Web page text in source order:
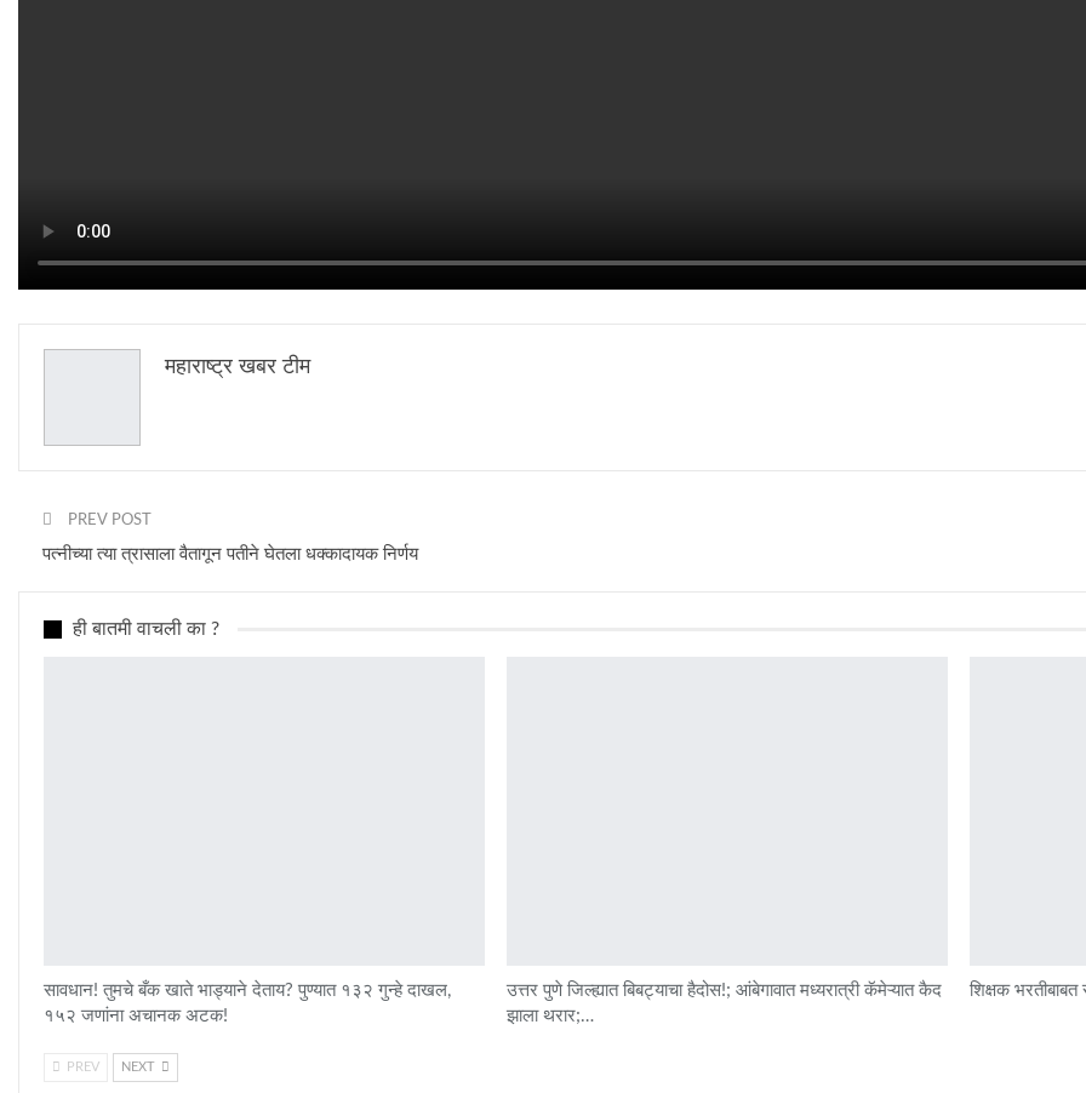
महाराष्ट्र खबर टीम
PREV POST
पत्नीच्या त्या त्रासाला वैतागून पतीने घेतला धक्कादायक निर्णय
ही बातमी वाचली का ?
सावधान! तुमचे बँक खाते भाड्याने देताय? पुण्यात १३२ गुन्हे दाखल,
१५२ जणांना अचानक अटक!
उत्तर पुणे जिल्ह्यात बिबट्याचा हैदोस!; आंबेगावात मध्यरात्री कॅमेऱ्यात कैद
झाला थरार;…
शिक्षक भरतीबाबत
PREV NEXT